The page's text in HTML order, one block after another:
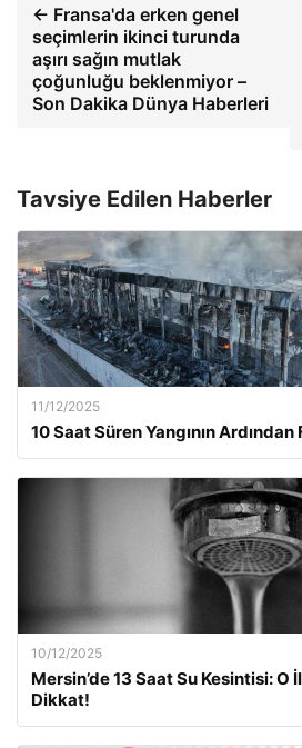
← Fransa'da erken genel
seçimlerin ikinci turunda
aşırı sağın mutlak
çoğunluğu beklenmiyor –
Son Dakika Dünya Haberleri
Tavsiye Edilen Haberler
11/12/2025
10 Saat Süren Yangının
10/12/2025
Mersin’de 13 Saat Su Kesintisi:
Dikkat!